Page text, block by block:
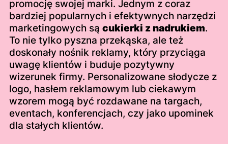
promocję swojej marki. Jednym z coraz
bardziej popularnych i efektywnych narzędzi
marketingowych są cukierki z nadrukiem.
To nie tylko pyszna przekąska, ale też
doskonały nośnik reklamy, który przyciąga
uwagę klientów i buduje pozytywny
wizerunek firmy. Personalizowane słodycze z
logo, hasłem reklamowym lub ciekawym
wzorem mogą być rozdawane na targach,
eventach, konferencjach, czy jako upominek
dla stałych klientów.